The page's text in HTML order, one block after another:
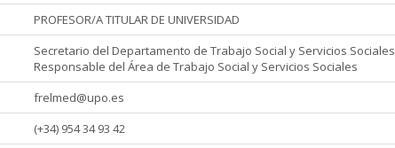
PROFESOR/A TITULAR DE UNIVERSIDAD
Secretario del Departamento de Trabajo Social y Servicios Sociales
Responsable del Área de Trabajo Social y Servicios Sociales
frelmed@upo.es
(+34) 954 34 93 42